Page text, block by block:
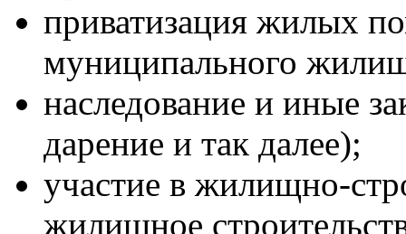
приватизация жилых
муниципального
наследование и иные
дарение и так далее);
участие в жилищно-
жилищное